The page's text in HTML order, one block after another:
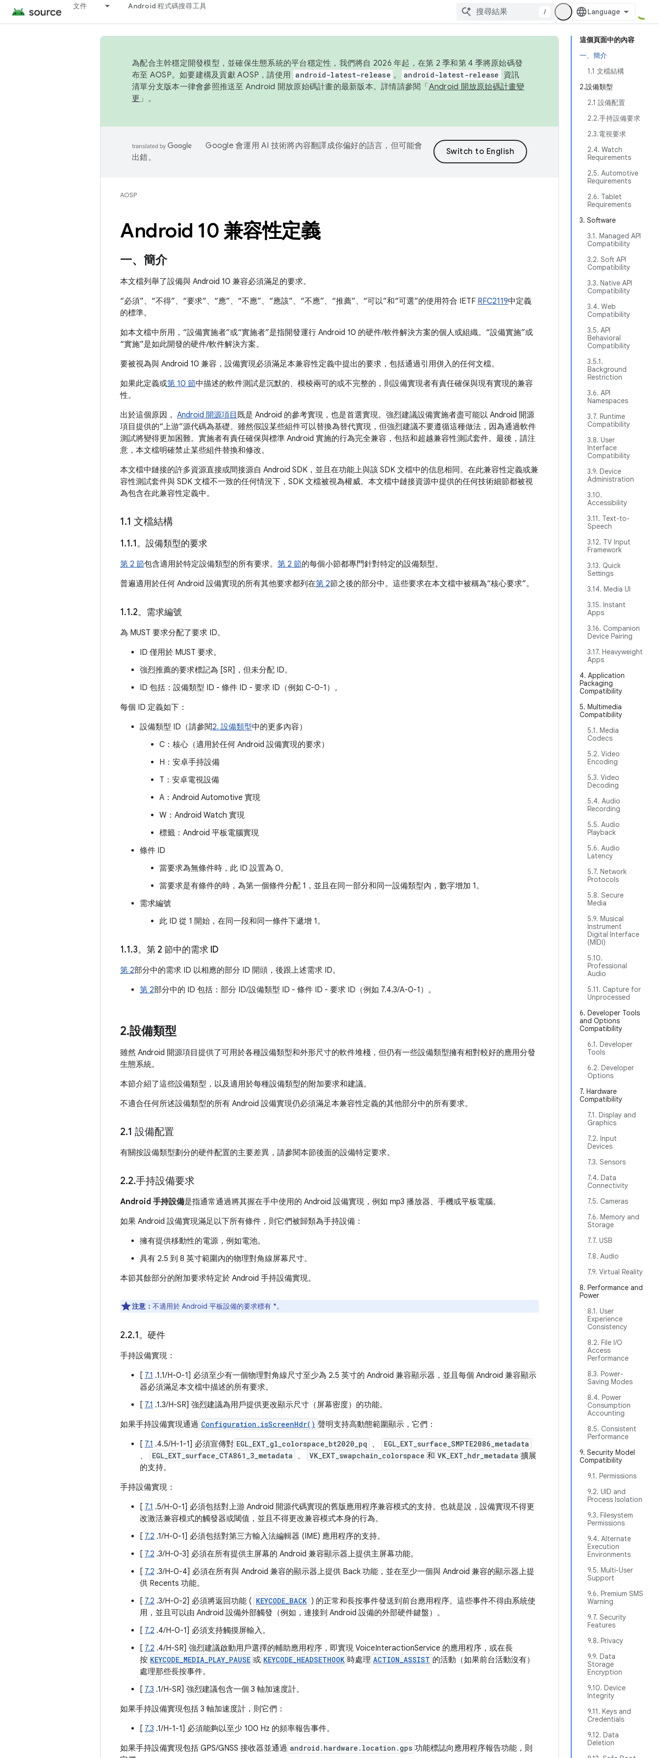
文件 Android 程式碼搜尋工具
/
這個頁面中的內容
一、簡介
1.1 文檔結構
2.設備類型
2.1 設備配置
2.2.手持設備要求
2.3.電視要求
2.4. Watch
Requirements
2.5. Automotive
Requirements
2.6. Tablet
Requirements
3. Software
3.1. Managed API
Compatibility
3.2. Soft API
Compatibility
3.3. Native API
Compatibility
3.4. Web
Compatibility
3.5. API
Behavioral
Compatibility
3.5.1.
Background
Restriction
3.6. API
Namespaces
3.7. Runtime
Compatibility
3.8. User
Interface
Compatibility
3.9. Device
Administration
3.10.
Accessibility
3.11. Text-to-
Speech
3.12. TV Input
Framework
3.13. Quick
Settings
3.14. Media UI
3.15. Instant
Apps
3.16. Companion
Device Pairing
3.17. Heavyweight
Apps
4. Application
Packaging
Compatibility
5. Multimedia
Compatibility
5.1. Media
Codecs
5.2. Video
Encoding
5.3. Video
Decoding
5.4. Audio
Recording
5.5. Audio
Playback
5.6. Audio
Latency
5.7. Network
Protocols
5.8. Secure
Media
5.9. Musical
Instrument
Digital Interface
(MIDI)
5.10.
Professional
Audio
5.11. Capture for
Unprocessed
6. Developer Tools
and Options
Compatibility
6.1. Developer
Tools
6.2. Developer
Options
7. Hardware
Compatibility
7.1. Display and
Graphics
7.2. Input
Devices
7.3. Sensors
7.4. Data
Connectivity
7.5. Cameras
7.6. Memory and
Storage
7.7. USB
7.8. Audio
7.9. Virtual Reality
8. Performance and
Power
8.1. User
Experience
Consistency
8.2. File I/O
Access
Performance
8.3. Power-
Saving Modes
8.4. Power
Consumption
Accounting
8.5. Consistent
Performance
9. Security Model
Compatibility
9.1. Permissions
9.2. UID and
Process Isolation
9.3. Filesystem
Permissions
9.4. Alternate
Execution
Environments
9.5. Multi-User
Support
9.6. Premium SMS
Warning
9.7. Security
Features
9.8. Privacy
9.9. Data
Storage
Encryption
9.10. Device
Integrity
9.11. Keys and
Credentials
9.12. Data
Deletion
為配合主幹穩定開發模型，並確保生態系統的平台穩定性，我們將自 2026 年起，在第 2 季和第 4 季將原始碼發
布至 AOSP。如要建構及貢獻 AOSP，請使用 android-latest-release 。 android-latest-release
資訊
清單分支版本一律會參照推送至 Android 開放原始碼計畫的最新版本。詳情請參閱「 Android 開放原始碼計畫變
更 」。
Google 會運用 AI 技術將內容翻譯成你偏好的語言，但可能會
出錯。
AOSP
Android 10 兼容性定義
一、簡介
本文檔列舉了設備與 Android 10 兼容必須滿足的要求。
“必須”、“不得”、“要求”、“應”、“不應”、“應該”、“不應”、“推薦”、“可以”和“可選”的使用符合 IETF RFC2119中定義
的標準。
如本文檔中所用，“設備實施者”或“實施者”是指開發運行 Android 10 的硬件/軟件解決方案的個人或組織。“設備實施”或
“實施”是如此開發的硬件/軟件解決方案。
要被視為與 Android 10 兼容，設備實現必須滿足本兼容性定義中提出的要求，包括通過引用併入的任何文檔。
如果此定義或第 10 節中描述的軟件測試是沉默的、模棱兩可的或不完整的，則設備實現者有責任確保與現有實現的兼容
性。
出於這個原因， Android 開源項目 既是 Android 的參考實現，也是首選實現。強烈建議設備實施者盡可能以 Android 開源
項目提供的“上游”源代碼為基礎。雖然假設某些組件可以替換為替代實現，但強烈建議不要遵循這種做法，因為通過軟件
測試將變得更加困難。實施者有責任確保與標準 Android 實施的行為完全兼容，包括和超越兼容性測試套件。最後，請注
意，本文檔明確禁止某些組件替換和修改。
本文檔中鏈接的許多資源直接或間接源自 Android SDK，並且在功能上與該 SDK 文檔中的信息相同。在此兼容性定義或兼
容性測試套件與 SDK 文檔不一致的任何情況下，SDK 文檔被視為權威。本文檔中鏈接資源中提供的任何技術細節都被視
為包含在此兼容性定義中。
1.1 文檔結構
1.1.1。設備類型的要求
第 2 節包含適用於特定設備類型的所有要求。 第 2 節的每個小節都專門針對特定的設備類型。
普遍適用於任何 Android 設備實現的所有其他要求都列在第 2節之後的部分中。這些要求在本文檔中被稱為“核心要求”。
1.1.2。需求編號
為 MUST 要求分配了要求 ID。
ID 僅用於 MUST 要求。
強烈推薦的要求標記為 [SR]，但未分配 ID。
ID 包括：設備類型 ID - 條件 ID - 要求 ID（例如 C-0-1）。
每個 ID 定義如下：
設備類型 ID（請參閱2. 設備類型中的更多內容）
C：核心（適用於任何 Android 設備實現的要求）
H：安卓手持設備
T：安卓電視設備
A：Android Automotive 實現
W：Android Watch 實現
標籤：Android 平板電腦實現
條件 ID
當要求為無條件時，此 ID 設置為 0。
當要求是有條件的時，為第一個條件分配 1，並且在同一部分和同一設備類型內，數字增加 1。
需求編號
此 ID 從 1 開始，在同一段和同一條件下遞增 1。
1.1.3。第 2 節中的需求 ID
第 2部分中的需求 ID 以相應的部分 ID 開頭，後跟上述需求 ID。
第 2部分中的 ID 包括：部分 ID/設備類型 ID - 條件 ID - 要求 ID（例如 7.4.3/A-0-1）。
2.設備類型
雖然 Android 開源項目提供了可用於各種設備類型和外形尺寸的軟件堆棧，但仍有一些設備類型擁有相對較好的應用分發
生態系統。
本節介紹了這些設備類型，以及適用於每種設備類型的附加要求和建議。
不適合任何所述設備類型的所有 Android 設備實現仍必須滿足本兼容性定義的其他部分中的所有要求。
2.1 設備配置
有關按設備類型劃分的硬件配置的主要差異，請參閱本節後面的設備特定要求。
2.2.手持設備要求
Android 手持設備是指通常通過將其握在手中使用的 Android 設備實現，例如 mp3 播放器、手機或平板電腦。
如果 Android 設備實現滿足以下所有條件，則它們被歸類為手持設備：
擁有提供移動性的電源，例如電池。
具有 2.5 到 8 英寸範圍內的物理對角線屏幕尺寸。
本節其餘部分的附加要求特定於 Android 手持設備實現。
注意： 不適用於 Android 平板設備的要求標有 *。
2.2.1。硬件
手持設備實現：
[ 7.1 .1.1/H-0-1] 必須至少有一個物理對角線尺寸至少為 2.5 英寸的 Android 兼容顯示器，並且每個 Android 兼容顯示
器必須滿足本文檔中描述的所有要求。
[ 7.1 .1.3/H-SR] 強烈建議為用戶提供更改顯示尺寸（屏幕密度）的功能。
如果手持設備實現通過 Configuration.isScreenHdr() 聲明支持高動態範圍顯示，它們：
[ 7.1 .4.5/H-1-1] 必須宣傳對 EGL_EXT_gl_colorspace_bt2020_pq 、 EGL_EXT_surface_SMPTE2086_metadata
、 EGL_EXT_surface_CTA861_3_metadata 、 VK_EXT_swapchain_colorspace 和 VK_EXT_hdr_metadata 擴展
的支持。
手持設備實現：
[ 7.1 .5/H-0-1] 必須包括對上游 Android 開源代碼實現的舊版應用程序兼容模式的支持。也就是說，設備實現不得更
改激活兼容模式的觸發器或閾值，並且不得更改兼容模式本身的行為。
[ 7.2 .1/H-0-1] 必須包括對第三方輸入法編輯器 (IME) 應用程序的支持。
[ 7.2 .3/H-0-3] 必須在所有提供主屏幕的 Android 兼容顯示器上提供主屏幕功能。
[ 7.2 .3/H-0-4] 必須在所有與 Android 兼容的顯示器上提供 Back 功能，並在至少一個與 Android 兼容的顯示器上提
供 Recents 功能。
[ 7.2 .3/H-0-2] 必須將返回功能 ( KEYCODE_BACK ) 的正常和長按事件發送到前台應用程序。這些事件不得由系統使
用，並且可以由 Android 設備外部觸發（例如，連接到 Android 設備的外部硬件鍵盤）。
[ 7.2 .4/H-0-1] 必須支持觸摸屏輸入。
[ 7.2 .4/H-SR] 強烈建議啟動用戶選擇的輔助應用程序，即實現 VoiceInteractionService 的應用程序，或在長
按 KEYCODE_MEDIA_PLAY_PAUSE 或 KEYCODE_HEADSETHOOK 時處理 ACTION_ASSIST 的活動（如果前台活動沒有）
處理那些長按事件。
[ 7.3 .1/H-SR] 強烈建議包含一個 3 軸加速度計。
如果手持設備實現包括 3 軸加速度計，則它們：
[ 7.3 .1/H-1-1] 必須能夠以至少 100 Hz 的頻率報告事件。
如果手持設備實現包括 GPS/GNSS 接收器並通過 android.hardware.location.gps 功能標誌向應用程序報告功能，則